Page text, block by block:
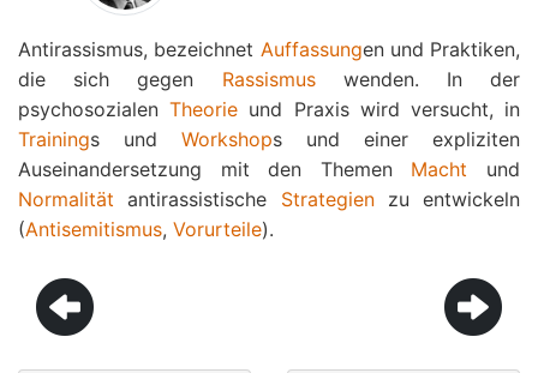
Antirassismus, bezeichnet Auffassungen und Praktiken,
die sich gegen Rassismuswenden. In der
psychosozialenTheorie und Praxis wird versucht, in
Trainings und Workshops und einer expliziten
Auseinandersetzung mit den Themen Macht und
Normalität antirassistische Strategienzu entwickeln
(Antisemitismus, Vorurteile).